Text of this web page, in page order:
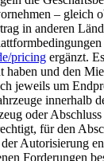
–
in anderen
pricing ergänzt.
haben und den
jeweils um
innerhalb
oder
für den
Autorisierung
Forderungen